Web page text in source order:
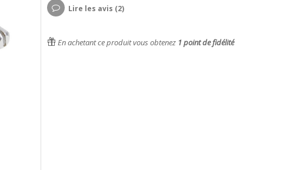
Lire les avis (2)
En achetant ce produit vous obtenez 1 point de fidélité